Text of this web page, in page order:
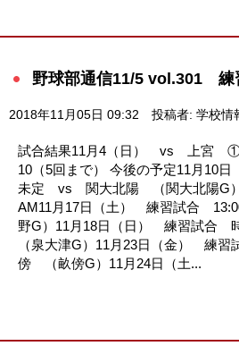
野球部通信11/5 vol.301 練
2018年11月05日 09:32 投稿者: 学校情
試合結果11月4（日） vs 上
10（5回まで） 今後の予定11月10
未定 vs 関大北陽 （関大北陽G
AM11月17日（土） 練習試合
野G）11月18日（日） 練習試
（泉大津G）11月23日（金） 練
傍 （畝傍G）11月24日（土...